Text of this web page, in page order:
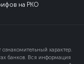
на РКО
характер.
банков. Вся информация